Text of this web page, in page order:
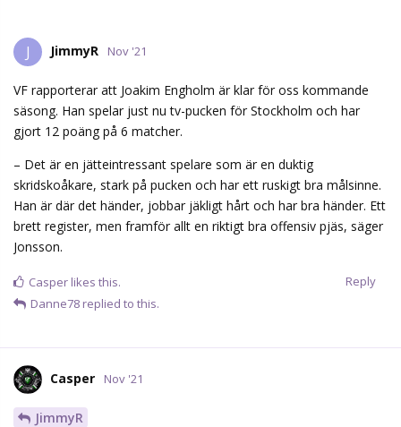
J JimmyR Nov '21
VF rapporterar att Joakim Engholm är klar för oss kommande
säsong. Han spelar just nu tv-pucken för Stockholm och har
gjort 12 poäng på 6 matcher.
– Det är en jätteintressant spelare som är en duktig
skridskoåkare, stark på pucken och har ett ruskigt bra målsinne.
Han är där det händer, jobbar jäkligt hårt och har bra händer. Ett
brett register, men framför allt en riktigt bra offensiv pjäs, säger
Jonsson.
Reply
Casper likes this.
Danne78 replied to this.
Casper Nov '21
JimmyR